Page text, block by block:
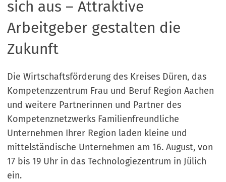
sich aus – Attraktive
Arbeitgeber gestalten die
Zukunft
Die Wirtschaftsförderung des Kreises Düren, das
Kompetenzzentrum Frau und Beruf Region Aachen
und weitere Partnerinnen und Partner des
Kompetenznetzwerks Familienfreundliche
Unternehmen Ihrer Region laden kleine und
mittelständische Unternehmen am 16. August, von
17 bis 19 Uhr in das Technologiezentrum in Jülich
ein.